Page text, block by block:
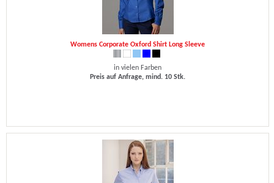
Womens Corporate Oxford Shirt Long Sleeve
in vielen Farben
Preis auf Anfrage, mind. 10 Stk.